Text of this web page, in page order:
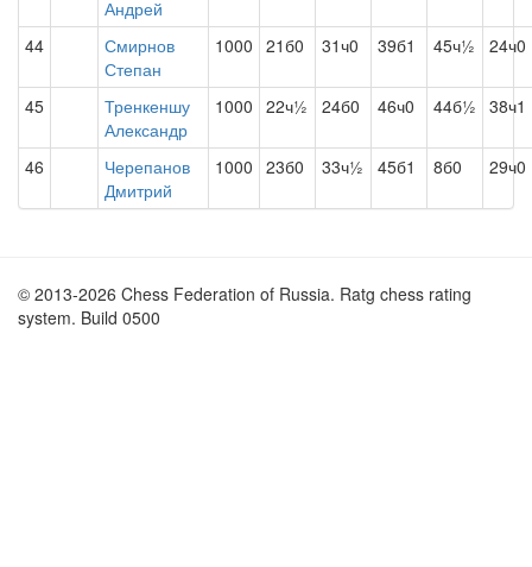
Андрей
44
Смирнов
Степан
1000 21б0 31ч0 39б1 45ч½ 24ч0
45
Тренкеншу
Александр
1000 22ч½ 24б0 46ч0 44б½ 38ч1
46
Черепанов
Дмитрий
1000 23б0 33ч½ 45б1 8б0 29ч0
© 2013-2026 Chess Federation of Russia. Ratg chess rating
system. Build 0500